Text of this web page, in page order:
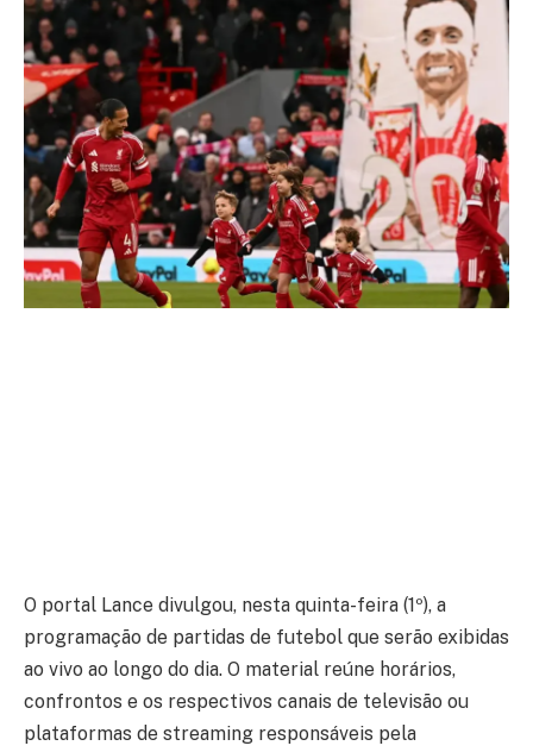
O portal Lance divulgou, nesta quinta-feira (1º), a
programação de partidas de futebol que serão exibidas
ao vivo ao longo do dia. O material reúne horários,
confrontos e os respectivos canais de televisão ou
plataformas de streaming responsáveis pela